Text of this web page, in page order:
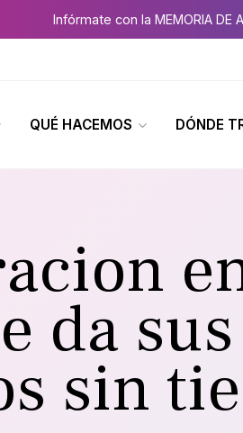
Infórmate con la MEMORIA DE
QUÉ HACEMOS DÓNDE
da
sin